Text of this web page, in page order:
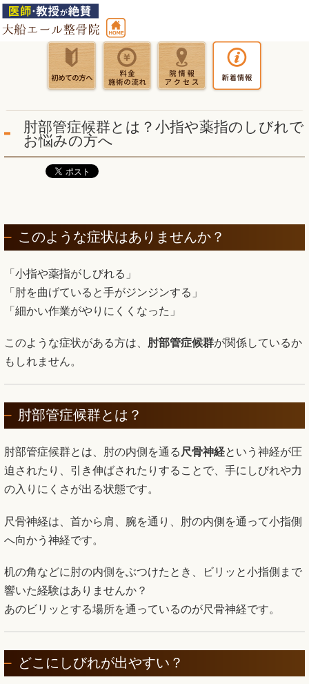
肘部管症候群とは？小指や薬指のしびれで
お悩みの方へ
このような症状はありませんか？
「小指や薬指がしびれる」
「肘を曲げていると手がジンジンする」
「細かい作業がやりにくくなった」
このような症状がある方は、 肘部管症候群が関係しているか
もしれません。
肘部管症候群とは？
肘部管症候群とは、肘の内側を通る 尺骨神経という神経が圧
迫されたり、引き伸ばされたりすることで、手にしびれや力
の入りにくさが出る状態です。
尺骨神経は、首から肩、腕を通り、肘の内側を通って小指側
へ向かう神経です。
机の角などに肘の内側をぶつけたとき、ビリッと小指側まで
響いた経験はありませんか？
あのビリッとする場所を通っているのが尺骨神経です。
どこにしびれが出やすい？